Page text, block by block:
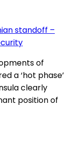
of
a ‘hot phase’
clearly
position of